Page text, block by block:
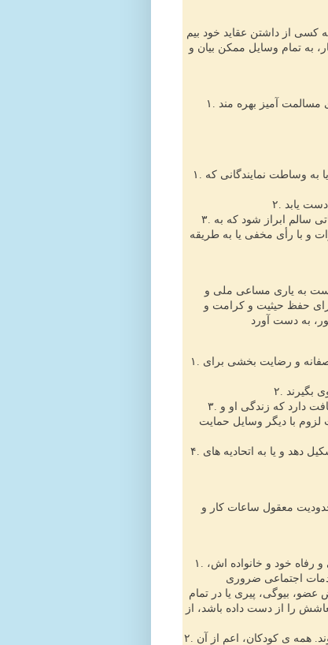
از داشتن عقاید خود بیم
به تمام وسایل ممکن بیان و
۱. هر شخصی حق دارد از آزادی تشکیل اجتماعات، مجامع و انجمن های مسالمت آمیز بهره مند
۱. هر شخصی حق دارد که در اداره امور عمومی کشور خود، مستقیماً یا به وساطت نمایندگانی که
۳. اراده ی مردم، اساس قدرت حکومت است : این اراده باید در انتخاباتی سالم ابراز شود که به
و با رأی مخفی یا به طریقه
به یاری مساعی ملی و
حفظ حیثیت و کرامت و
۱. هر شخصی حق دارد کار کند، کار خود را آزادانه برگزیند، شرایط منصفانه و رضایت بخشی برای
۳. هر کسی که کار می کند حق دارد مزد منصفانه و رضایت بخشی دریافت دارد که زندگی او و
با دیگر وسایل حمایت
۴. هر شخصی حق دارد که برای دفاع از منافع خود با دیگران اتحادیه تشکیل دهد و یا به اتحادیه های
معقول ساعات کار و
۱. هر شخصی حق دارد که از سطح زندگی مناسب برای تأمین سلامتی و رفاه خود و خانواده اش،
اجتماعی ضروری
بیوگی، پیری یا در تمام
را از دست داده باشد، از
۲. مادران و کودکان حق دارند که از کمک و مراقبت ویژه برخوردار شوند. همه ی کودکان، اعم از آن